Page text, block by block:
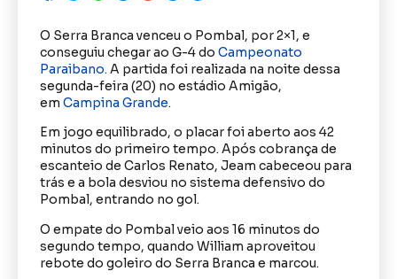
O Serra Branca venceu o Pombal, por 2×1, e
conseguiu chegar ao G-4 do Campeonato
Paraibano. A partida foi realizada na noite dessa
segunda-feira (20) no estádio Amigão,
em Campina Grande.
Em jogo equilibrado, o placar foi aberto aos 42
minutos do primeiro tempo. Após cobrança de
escanteio de Carlos Renato, Jeam cabeceou para
trás e a bola desviou no sistema defensivo do
Pombal, entrando no gol.
O empate do Pombal veio aos 16 minutos do
segundo tempo, quando William aproveitou
rebote do goleiro do Serra Branca e marcou.